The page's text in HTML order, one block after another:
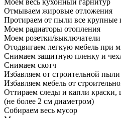
Моем весь кухонный гарнитур
Отмываем жировые отложения
Протираем от пыли все крупные
Моем радиаторы отопления
Моем розетки/выключатели
Отодвигаем легкую мебель при
Снимаем защитную пленку и
Снимаем скотч
Избавляем от строительной
Избавляем мебель от
Оттираем следы и капли краски,
(не более 2 см диаметром)
Собираем весь мусор